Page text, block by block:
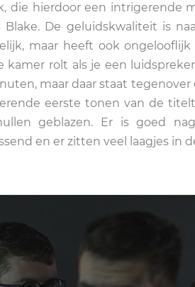
die hierdoor een intrigerende
De geluidskwaliteit is
maar heeft ook
kamer rolt als je een
maar daar staat
eerste tonen van de
geblazen. Er is goed
en er zitten veel laagjes in